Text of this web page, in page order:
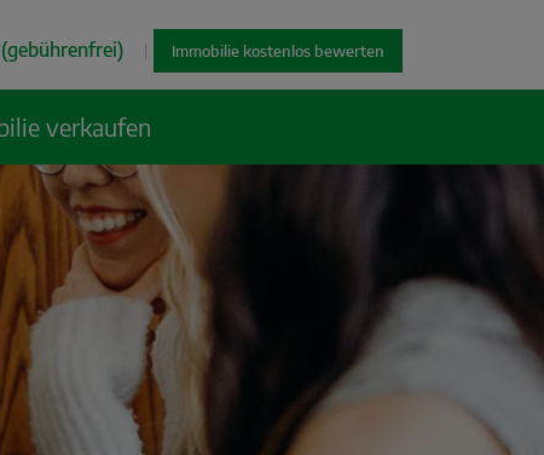
| Immobilie kostenlos bewerten
verkaufen